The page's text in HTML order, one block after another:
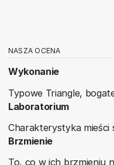
NASZA OCENA
Wykonanie
Typowe Triangle,
Laboratorium
Charakterystyka mieści
Brzmienie
To, co w ich brzmieniu